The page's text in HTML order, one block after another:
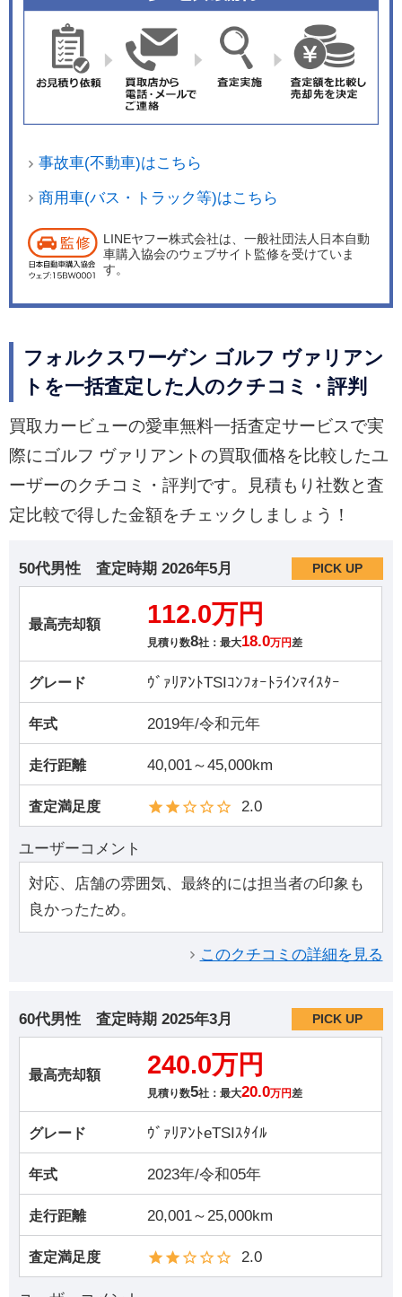
事故車(不動車)はこちら
商用車(バス・トラック等)はこちら
LINEヤフー株式会社は、一般社団法人日本自動
車購入協会のウェブサイト監修を受けていま
す。
フォルクスワーゲン ゴルフ ヴァリアン
トを一括査定した人のクチコミ・評判
買取カービューの愛車無料一括査定サービスで実
際にゴルフ ヴァリアントの買取価格を比較したユ
ーザーのクチコミ・評判です。見積もり社数と査
定比較で得した金額をチェックしましょう！
50代男性 査定時期 2026年5月 PICK UP
最高売却額 112.0万円
見積り数8社：最大18.0万円差
グレード ｳﾞｧﾘｱﾝﾄTSIｺﾝﾌｫｰﾄﾗｲﾝﾏｲｽﾀｰ
年式 2019年/令和元年
走行距離 40,001～45,000km
査定満足度 2.0
ユーザーコメント
対応、店舗の雰囲気、最終的には担当者の印象も
良かったため。
このクチコミの詳細を見る
60代男性 査定時期 2025年3月 PICK UP
最高売却額 240.0万円
見積り数5社：最大20.0万円差
グレード ｳﾞｧﾘｱﾝﾄeTSIｽﾀｲﾙ
年式 2023年/令和05年
走行距離 20,001～25,000km
査定満足度 2.0